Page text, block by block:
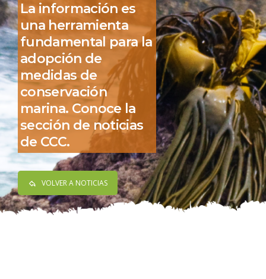
La información es
una herramienta
fundamental para la
adopción de
medidas de
conservación
marina. Conoce la
sección de noticias
de CCC.
VOLVER A NOTICIAS